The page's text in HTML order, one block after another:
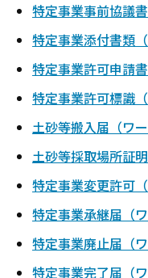
特定事業事前協議
特定事業添付書類
特定事業許可申請
特定事業許可標識
土砂等搬入届（ワ
土砂等採取場所証
特定事業変更許可
特定事業承継届（
特定事業廃止届（
特定事業完了届（